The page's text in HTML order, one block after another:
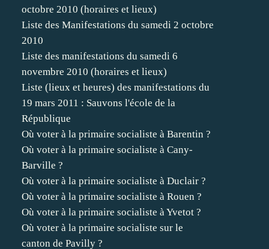
octobre 2010 (horaires et lieux)
Liste des Manifestations du samedi 2 octobre
2010
Liste des manifestations du samedi 6
novembre 2010 (horaires et lieux)
Liste (lieux et heures) des manifestations du
19 mars 2011 : Sauvons l'école de la
République
Où voter à la primaire socialiste à Barentin ?
Où voter à la primaire socialiste à Cany-
Barville ?
Où voter à la primaire socialiste à Duclair ?
Où voter à la primaire socialiste à Rouen ?
Où voter à la primaire socialiste à Yvetot ?
Où voter à la primaire socialiste sur le
canton de Pavilly ?